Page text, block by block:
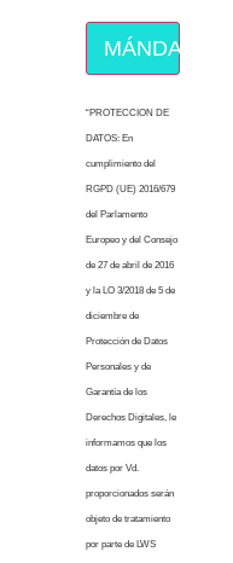
MÁNDAME
“PROTECCION DE
DATOS: En
cumplimiento del
RGPD (UE) 2016/679
del Parlamento
Europeo y del Consejo
de 27 de abril de 2016
y la LO 3/2018 de 5 de
diciembre de
Protección de Datos
Personales y de
Garantía de los
Derechos Digitales, le
informamos que los
datos por Vd.
proporcionados serán
objeto de tratamiento
por parte de LWS